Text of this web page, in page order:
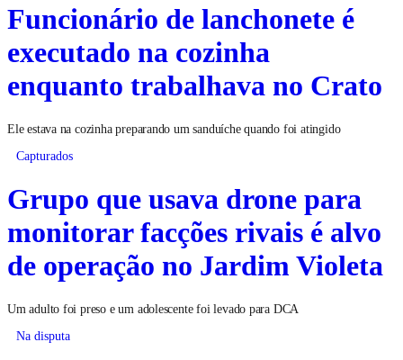
Funcionário de lanchonete é
executado na cozinha
enquanto trabalhava no Crato
Ele estava na cozinha preparando um sanduíche quando foi atingido
Capturados
Grupo que usava drone para
monitorar facções rivais é alvo
de operação no Jardim Violeta
Um adulto foi preso e um adolescente foi levado para DCA
Na disputa